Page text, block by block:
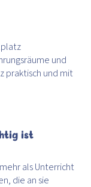
und
praktisch und mit
ist
als Unterricht
die an sie